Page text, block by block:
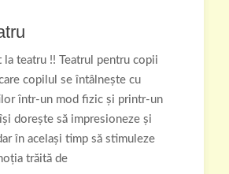
la teatru !! Teatrul pentru copii
copilul se întâlnește cu
într-un mod fizic și printr-un
dorește să impresioneze și
în același timp să stimuleze
trăită de